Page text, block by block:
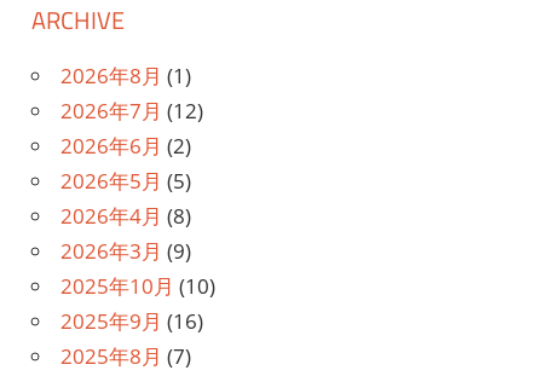
ARCHIVE
2026年8月 (1)
2026年7月 (12)
2026年6月 (2)
2026年5月 (5)
2026年4月 (8)
2026年3月 (9)
2025年10月 (10)
2025年9月 (16)
2025年8月 (7)